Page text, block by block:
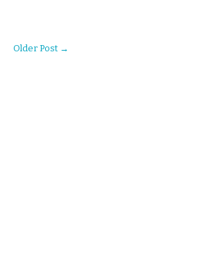
Older Post →